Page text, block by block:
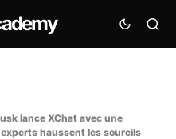
lance XChat avec une
haussent les sourcils